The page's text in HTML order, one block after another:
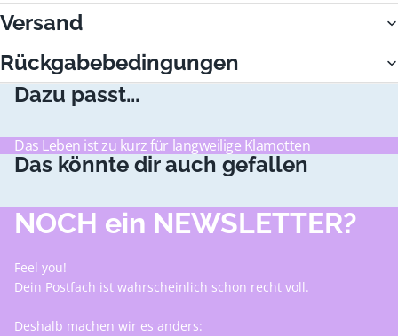
Versand
Rückgabebedingungen
Dazu passt...
Das Leben ist zu kurz für langweilige Klamotten
Das könnte dir auch gefallen
NOCH ein NEWSLETTER?
Feel you!
Dein Postfach ist wahrscheinlich schon recht voll.
Deshalb machen wir es anders: